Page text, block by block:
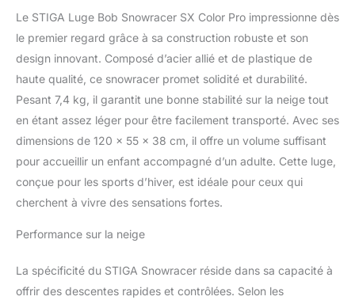
pour une glisse en toute
sécurité Câble de
remorquage automatique
remonter la luge plus
facilement Adaptée aux
enfants de 7 ans et plus
– poids maximum
d’utilisation 90 kilos
Le STIGA Luge Bob Snowracer SX Color Pro impressionne dès
le premier regard grâce à sa construction robuste et son
design innovant. Composé d’acier allié et de plastique de
haute qualité, ce snowracer promet solidité et durabilité.
Pesant 7,4 kg, il garantit une bonne stabilité sur la neige tout
en étant assez léger pour être facilement transporté. Avec ses
dimensions de 120 x 55 x 38 cm, il offre un volume suffisant
pour accueillir un enfant accompagné d’un adulte. Cette luge,
conçue pour les sports d’hiver, est idéale pour ceux qui
cherchent à vivre des sensations fortes.
Performance sur la neige
La spécificité du STIGA Snowracer réside dans sa capacité à
offrir des descentes rapides et contrôlées. Selon les